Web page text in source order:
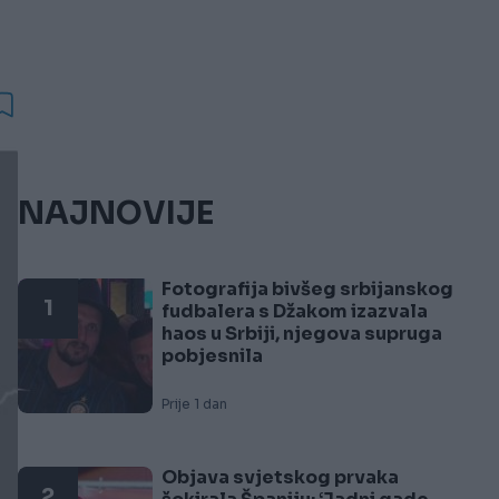
NAJNOVIJE
1
Fotografija bivšeg srbijanskog
fudbalera s Džakom izazvala
haos u Srbiji, njegova supruga
pobjesnila
Prije 1 dan
Objava svjetskog prvaka